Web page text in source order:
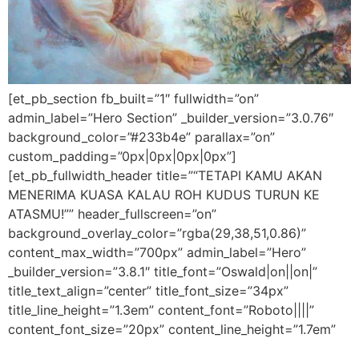
[et_pb_section fb_built=”1″ fullwidth=”on”
admin_label=”Hero Section” _builder_version=”3.0.76″
background_color=”#233b4e” parallax=”on”
custom_padding=”0px|0px|0px|0px”]
[et_pb_fullwidth_header title=”“TETAPI KAMU AKAN
MENERIMA KUASA KALAU ROH KUDUS TURUN KE
ATASMU!”” header_fullscreen=”on”
background_overlay_color=”rgba(29,38,51,0.86)”
content_max_width=”700px” admin_label=”Hero”
_builder_version=”3.8.1″ title_font=”Oswald|on||on|”
title_text_align=”center” title_font_size=”34px”
title_line_height=”1.3em” content_font=”Roboto||||”
content_font_size=”20px” content_line_height=”1.7em”